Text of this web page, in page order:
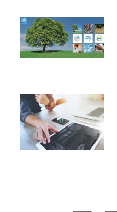
Capture numérisation
RISC Box
Apps
Sécurité des Réseaux
Sécurité des
Gestion des documents